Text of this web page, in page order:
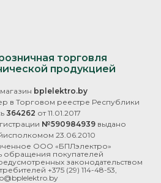
торговля
продукцией
bplelektro.by
в Торговом реестре Республики
364262 от 11.01.2017
№590984939выдано
23.06.2010
ООО «БПЛэлектро»
обращения покупателей
законодательством
+375 (29) 114-48-53